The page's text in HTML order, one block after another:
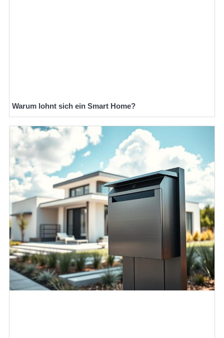
Warum lohnt sich ein Smart Home?